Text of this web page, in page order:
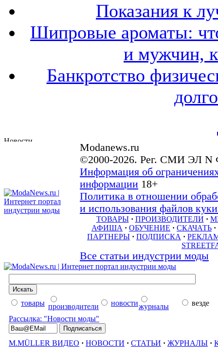
Показания к
Шипровые ароматы:
и мужчин,
Банкротство
Modanews.ru
©2000-2026. Рег. СМИ ЭЛ N
Информация об
информации 18+
Политика в отношении
и использования файлов
ТОВАРЫ · ПРОИЗВОДИТЕЛИ ·
АФИША · ОБУЧЕНИЕ · СКАЧАТЬ ·
ПАРТНЕРЫ · ПОДПИСКА ·
Все статьи индустрии моды
товары производители новостижурналы
везде
Рассылка: "Новости моды"
M.MÜLLER ВИДЕО · НОВОСТИ · СТАТЬИ · ЖУРНАЛЫ ·